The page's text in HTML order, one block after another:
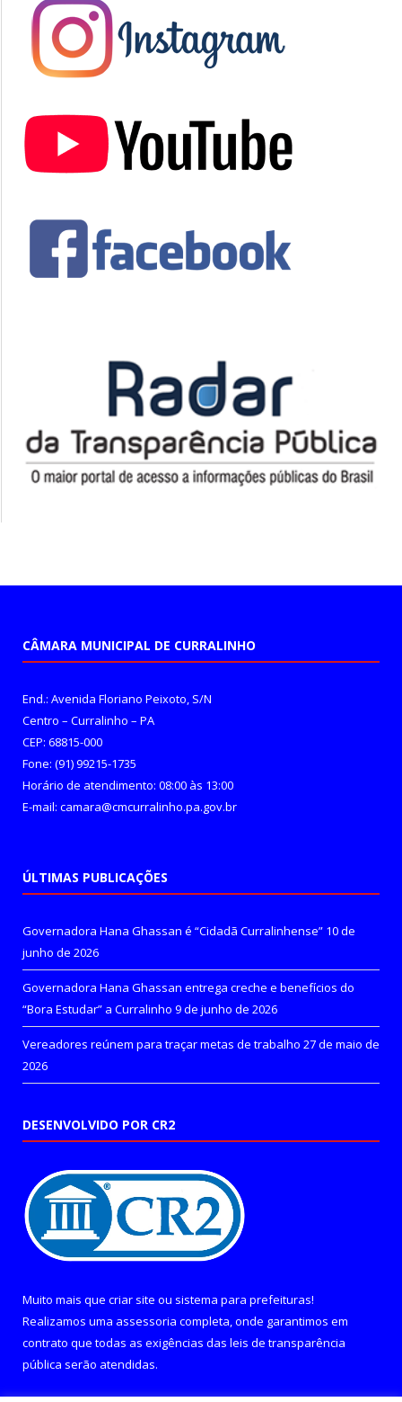
CÂMARA MUNICIPAL DE CURRALINHO
End.: Avenida Floriano Peixoto, S/N
Centro – Curralinho – PA
CEP: 68815-000
Fone: (91) 99215-1735
Horário de atendimento: 08:00 às 13:00
E-mail: camara@cmcurralinho.pa.gov.br
ÚLTIMAS PUBLICAÇÕES
Governadora Hana Ghassan é “Cidadã Curralinhense” 10 de
junho de 2026
Governadora Hana Ghassan entrega creche e benefícios do
“Bora Estudar” a Curralinho 9 de junho de 2026
Vereadores reúnem para traçar metas de trabalho 27 de maio de
2026
DESENVOLVIDO POR CR2
Muito mais que criar site ou sistema para prefeituras!
Realizamos uma assessoria completa, onde garantimos em
contrato que todas as exigências das leis de transparência
pública serão atendidas.